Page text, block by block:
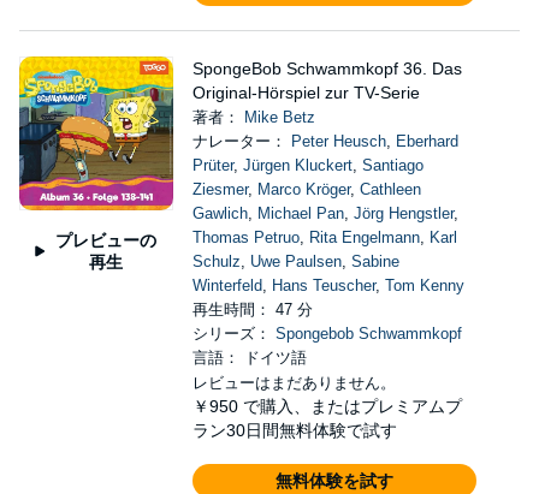
プレビューの
再生
SpongeBob Schwammkopf 36. Das
Original-Hörspiel zur TV-Serie
著者：
Mike Betz
ナレーター：
Peter Heusch, Eberhard
Prüter, Jürgen Kluckert, Santiago
Ziesmer, Marco Kröger, Cathleen
Gawlich, Michael Pan, Jörg Hengstler,
Thomas Petruo, Rita Engelmann, Karl
Schulz, Uwe Paulsen, Sabine
Winterfeld, Hans Teuscher, Tom Kenny
再生時間： 47 分
シリーズ： Spongebob Schwammkopf
言語： ドイツ語
レビューはまだありません。
￥950 で購入、またはプレミアムプ
ラン30日間無料体験で試す
無料体験を試す